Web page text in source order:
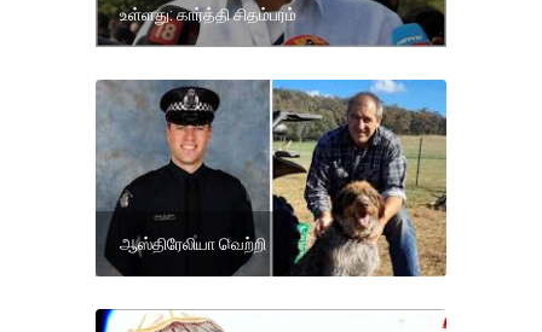
உள்ளது: கார்த்தி சிதம்பரம்
ஆஸ்திரேலியா வெற்றி